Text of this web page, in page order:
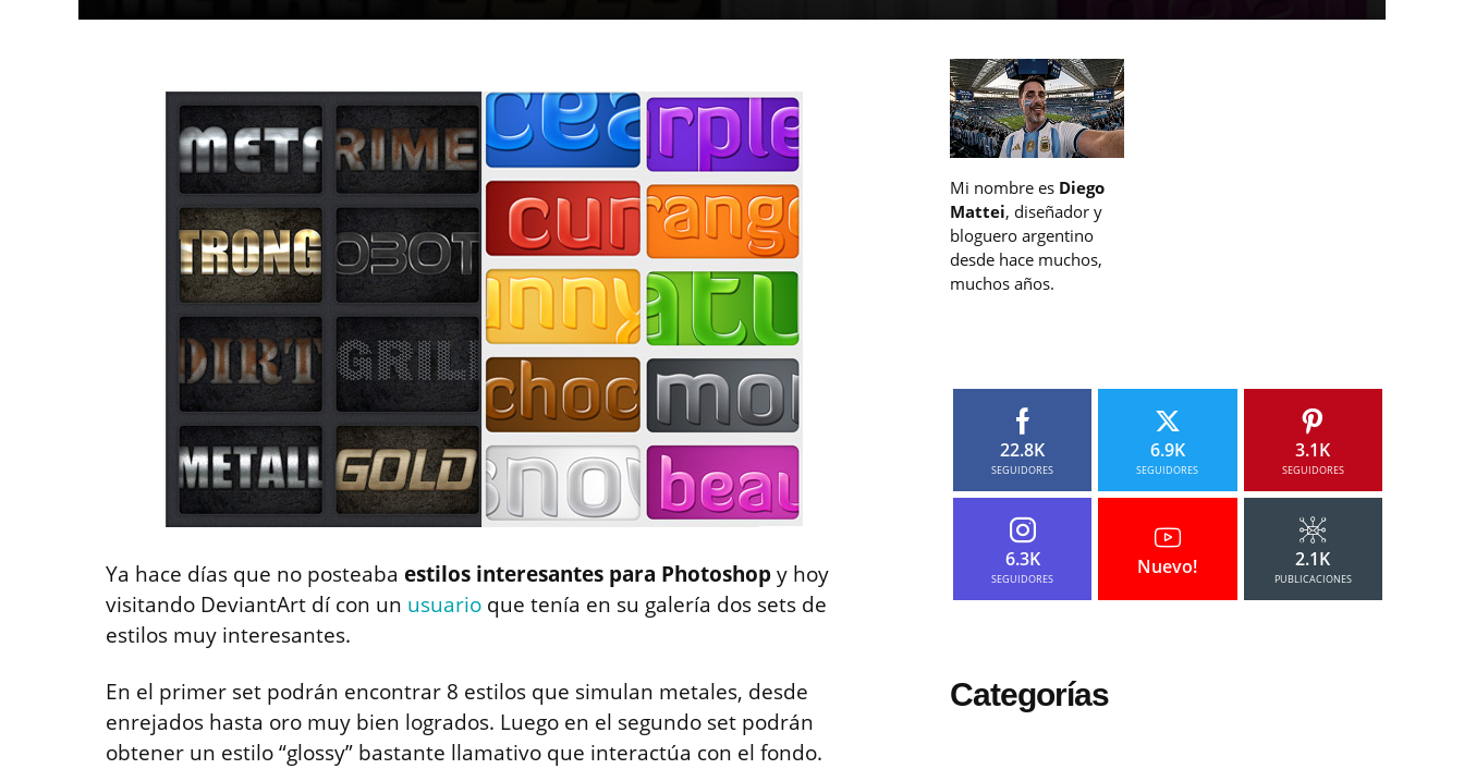
Ya hace días que no posteaba estilos interesantes para Photoshopy hoy
visitando DeviantArt dí con un usuario que tenía en su galería dos sets de
estilos muy interesantes.
En el primer set podrán encontrar 8 estilos que simulan metales, desde
enrejados hasta oro muy bien logrados. Luego en el segundo set podrán
obtener un estilo “glossy” bastante llamativo que interactúa con el fondo.
Mi nombre es Diego
Mattei, diseñador y
bloguero argentino
desde hace muchos,
muchos años.
22.8K
SEGUIDORES
6.9K
SEGUIDORES
3.1K
SEGUIDORES
6.3K
SEGUIDORES
Nuevo! 2.1K
PUBLICACIONES
Categorías